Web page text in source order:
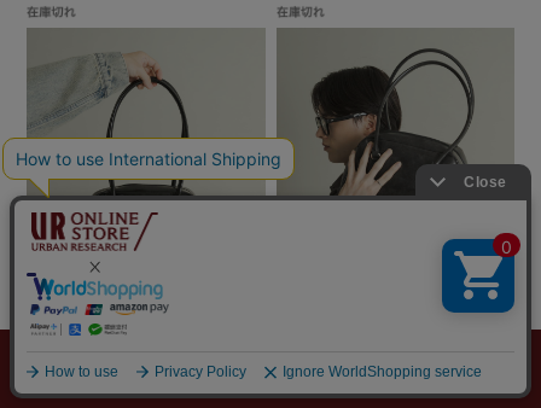
SENSE OF PLACE